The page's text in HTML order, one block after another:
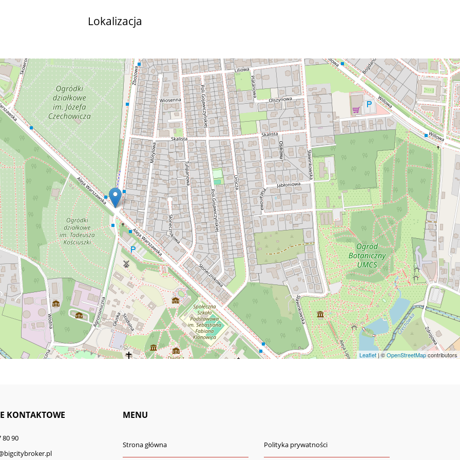
Lokalizacja
Leaflet| ©OpenStreetMapcontributors
KONTAKTOWE
80 90
MENU
Strona główna Polityka prywatności